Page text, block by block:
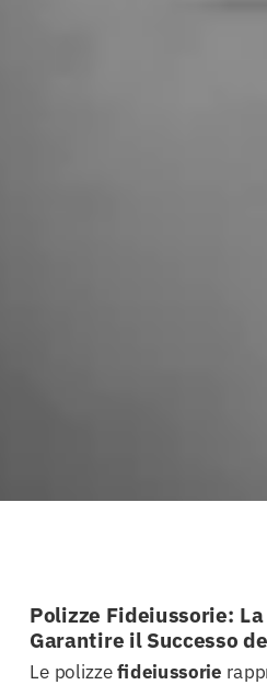
Polizze Fideiussorie:
Garantire il Successo
Le polizzefideiussorie